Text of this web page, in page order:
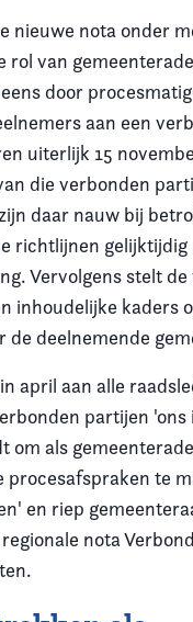
nieuwe nota onder
rol van
door
aan een
uiterlijk 15
die verbonden
daar nauw bij
richtlijnen gelijktijdig
Vervolgens stelt
inhoudelijke kaders
de deelnemende
april aan alle
partijen 'ons
om als
procesafspraken te
en riep
nota